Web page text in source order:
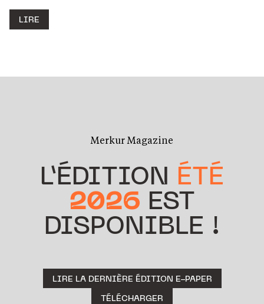
LIRE
Merkur Magazine
L’ÉDITION ÉTÉ
2026 EST
DISPONIBLE !
LIRE LA DERNIÈRE ÉDITION E-PAPER
TÉLÉCHARGER